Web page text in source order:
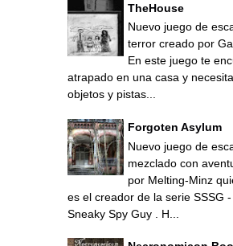
TheHouse
Nuevo juego de
terror creado por
En este juego te
atrapado en una casa y
objetos y pistas...
Forgoten Asylum
Nuevo juego de
mezclado con
por Melting-Minz
es el creador de la serie SSSG
Sneaky Spy Guy . H...